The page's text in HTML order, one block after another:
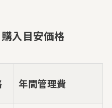
入目安価格
年間管理費